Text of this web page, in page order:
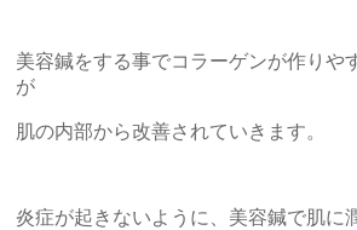
美容鍼をする事でコラーゲンが作りや
が
肌の内部から改善されていきます。
炎症が起きないように、美容鍼で肌に